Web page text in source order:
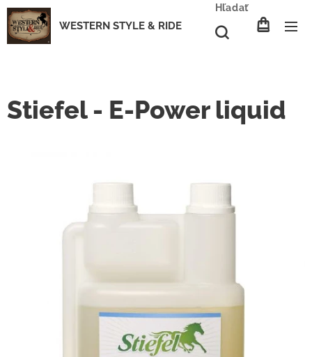
WESTERN STYLE & RIDE
Hľadať
Stiefel - E-Power liquid